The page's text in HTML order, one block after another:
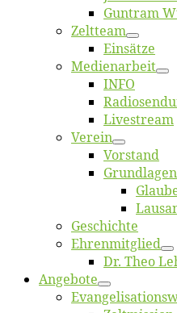
Gun­tram
Zelt­team
Ein­sät­ze
Me­di­en­ar­beit
INFO
Live­stream
Ver­ein
Vor­stand
Grund­la­gen
Ge­schich­te
Eh­ren­mit­glied
Dr. Theo
An­ge­bo­te